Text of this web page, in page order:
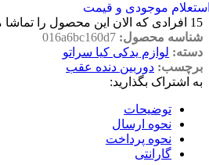
موجودی و قیمت
15 افرادی که الان این محصول را تماشا
شناسه محصول: 016a6bc160d7
دسته: لوازم یدکی کیا سراتو
برچسب: دوربین دنده عقب
به اشتراک بگذارید:
توضیحات
نحوه ارسال
نحوه پرداخت
گارانتی